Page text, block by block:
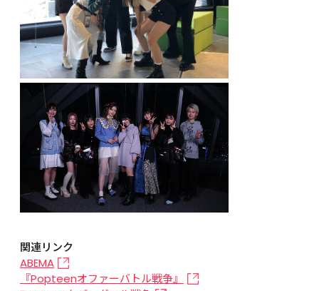
関連リンク
ABEMA
『Popteenオファーバトル戦争』